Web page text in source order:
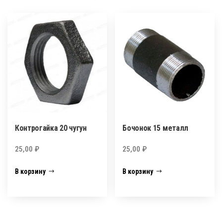
Контрогайка 20 чугун
25,00 ₽
В корзину
Бочонок 15 металл
25,00₽
В корзину